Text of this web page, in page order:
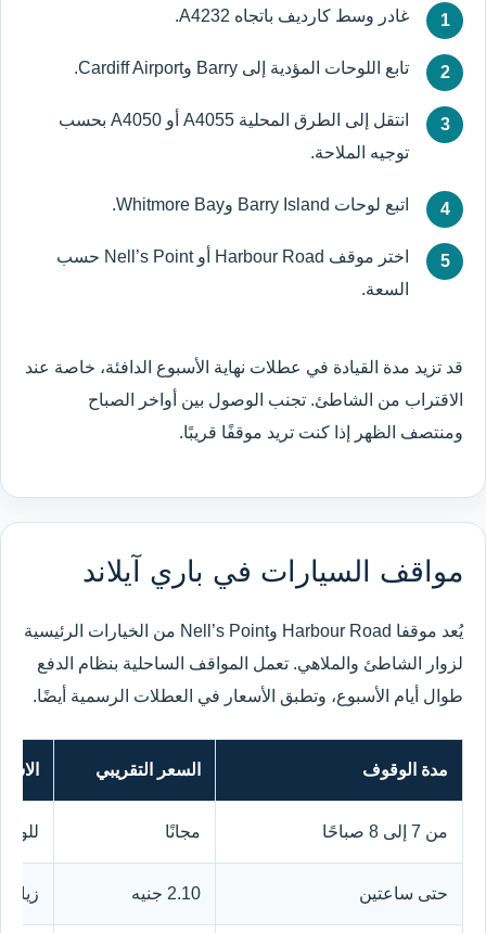
غادر وسط كارديف باتجاه A4232.
تابع اللوحات المؤدية إلى Barry وCardiff Airport.
انتقل إلى الطرق المحلية A4055 أو A4050 بحسب
توجيه الملاحة.
اتبع لوحات Barry Island وWhitmore Bay.
اختر موقف Harbour Road أو Nell’s Point حسب
السعة.
قد تزيد مدة القيادة في عطلات نهاية الأسبوع الدافئة، خاصة عند
الاقتراب من الشاطئ. تجنب الوصول بين أواخر الصباح
ومنتصف الظهر إذا كنت تريد موقفًا قريبًا.
مواقف السيارات في باري آيلاند
يُعد موقفا Harbour Road وNell’s Point من الخيارات الرئيسية
لزوار الشاطئ والملاهي. تعمل المواقف الساحلية بنظام الدفع
طوال أيام الأسبوع، وتطبق الأسعار في العطلات الرسمية أيضًا.
مدة الوقوف السعر التقريبي
من 7 إلى 8 صباحًا مجانًا
حتى ساعتين 2.10 جنيه